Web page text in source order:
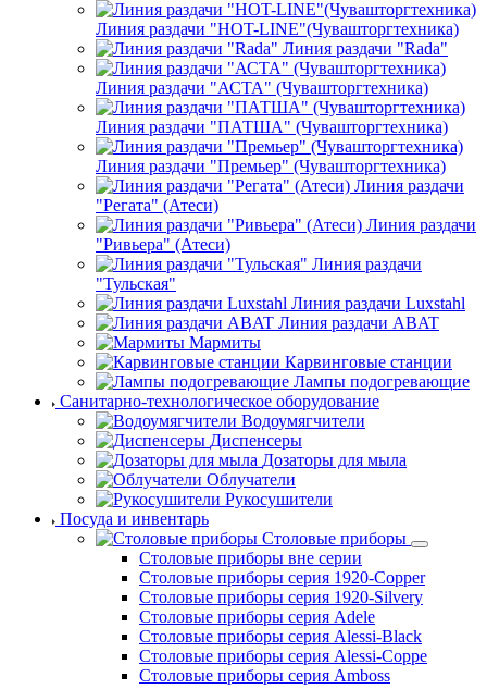
Линия раздачи "HOT-LINE"(Чувашторгтехника)
Линия раздачи "Rada"
Линия раздачи "АСТА" (Чувашторгтехника)
Линия раздачи "ПАТША" (Чувашторгтехника)
Линия раздачи "Премьер" (Чувашторгтехника)
Линия раздачи
"Регата" (Атеси)
Линия раздачи
"Ривьера" (Атеси)
Линия раздачи
"Тульская"
Линия раздачи Luxstahl
Линия раздачи ABAT
Мармиты
Карвинговые станции
Лампы подогревающие
Санитарно-технологическое оборудование
Водоумягчители
Диспенсеры
Дозаторы для мыла
Облучатели
Рукосушители
Посуда и инвентарь
Столовые приборы
Столовые приборы вне серии
Столовые приборы серия 1920-Copper
Столовые приборы серия 1920-Silvery
Столовые приборы серия Adele
Столовые приборы серия Alessi-Black
Столовые приборы серия Alessi-Coppe
Столовые приборы серия Amboss